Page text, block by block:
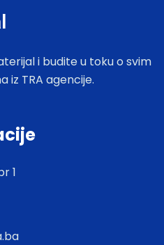
i budite u toku o svim
iz TRA agencije.
1